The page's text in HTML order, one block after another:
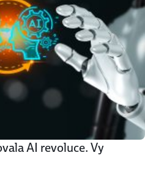
AI revoluce. Vy